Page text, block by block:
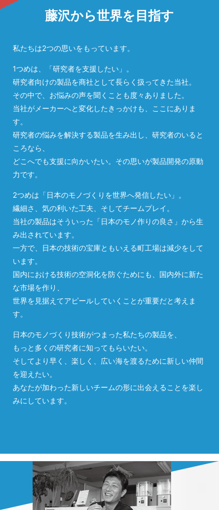
藤沢から世界を目指す
私たちは2つの思いをもっています。
1つめは、「研究者を支援したい」。
研究者向けの製品を商社として長らく扱ってきた当社。
その中で、お悩みの声を聞くことも度々ありました。
当社がメーカーへと変化したきっかけも、ここにありま
す。
研究者の悩みを解決する製品を生み出し、研究者のいると
ころなら、
どこへでも支援に向かいたい。その思いが製品開発の原動
力です。
2つめは「日本のモノづくりを世界へ発信したい」。
繊細さ、気の利いた工夫、そしてチームプレイ。
当社の製品はそういった「日本のモノ作りの良さ」から生
み出されています。
一方で、日本の技術の宝庫ともいえる町工場は減少をして
います。
国内における技術の空洞化を防ぐためにも、国内外に新た
な市場を作り、
世界を見据えてアピールしていくことが重要だと考えま
す。
日本のモノづくり技術がつまった私たちの製品を、
もっと多くの研究者に知ってもらいたい。
そしてより早く、楽しく、広い海を渡るために新しい仲間
を迎えたい。
あなたが加わった新しいチームの形に出会えることを楽し
みにしています。